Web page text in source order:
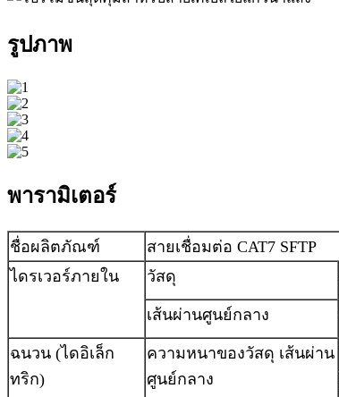
รูปภาพ
พารามิเตอร์
ชื่อผลิตภัณฑ์
สายเชื่อมต่อ CAT7 SFTP
ไดรเวอร์ภายใน
วัสดุ
เส้นผ่านศูนย์กลาง
ฉนวน (ไดอิเล็ก
ทริก)
ความหนาของวัสดุ เส้นผ่าน
ศูนย์กลาง